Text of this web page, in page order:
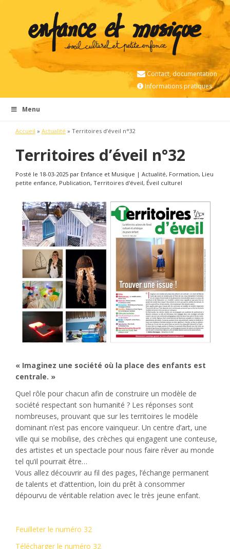
Contact, documentation
Informations pratiques
Menu
Accueil » Actualité » Territoires d’éveil n°32
Territoires d’éveil n°32
Posté le 18-03-2025 par Enfance et Musique | Actualité, Formation, Lieu
petite enfance, Publication, Territoires d'éveil, Éveil culturel
« Imaginez une société où la place des enfants est
centrale. »
Quel rôle pour chacun afin de construire un modèle de
société respectant son humanité ? Les réponses sont
nombreuses, prouvant que sur les territoires le modèle
dominant n’est pas encore vainqueur. Un centre d’art, une
ville qui se mobilise, des crèches qui engagent une conteuse,
des artistes et un spectacle pour nous faire rêver au monde
tel qu’il pourrait être…
Vous allez découvrir au fil des pages, l’échange permanent
de talents et d’attention, loin du prêt à consommer
dépourvu de véritable relation avec le très jeune enfant.
Feuilleter le numéro 32
Télécharger le numéro 32